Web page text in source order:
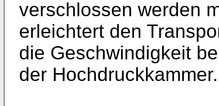
verschlossen werden
erleichtert den
die Geschwindigkeit
der Hochdruckkammer.